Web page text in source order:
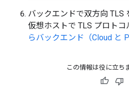
バックエンドで双方向 TLS
仮想ホストで TLS プロトコ
らバックエンド（Cloud と
この情報は役に立ち